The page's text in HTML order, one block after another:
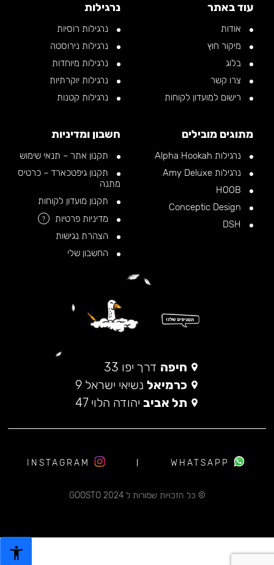
עוד באתר
אודות
מיקור חוץ
בלוג
צרו קשר
רישום למועדון לקוחות
נרגילות
נרגילות רוסיות
נרגילות נירוסטה
נרגילות מיוחדות
נרגילות יוקרתיות
נרגילות קטנות
מתוגים מובילים
נרגילות Alpha Hookah
נרגילות Amy Deluxe
חשבון ומדיניות
תקנון אתר – תנאי שימוש
תקנון גיפטכארד – כרטיס
מתנה
תקנון מועדון לקוחות
מדיניות פרטיות
?
הצהרת נגישות
החשבון שלי
חיפה דרך יפו 33
כרמיאל נשיאי ישראל 9
תל אביב יהודה הלוי 47
© כל הזכויות שמורות ל 2024 GOOSTO
WHATSAPP
INSTAGRAM